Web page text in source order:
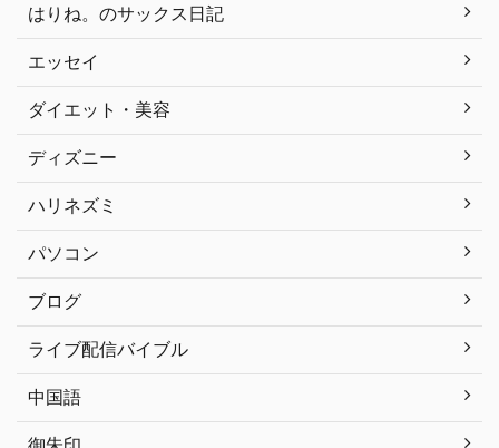
はりね。のサックス日記
エッセイ
ダイエット・美容
ディズニー
ハリネズミ
パソコン
ブログ
ライブ配信バイブル
中国語